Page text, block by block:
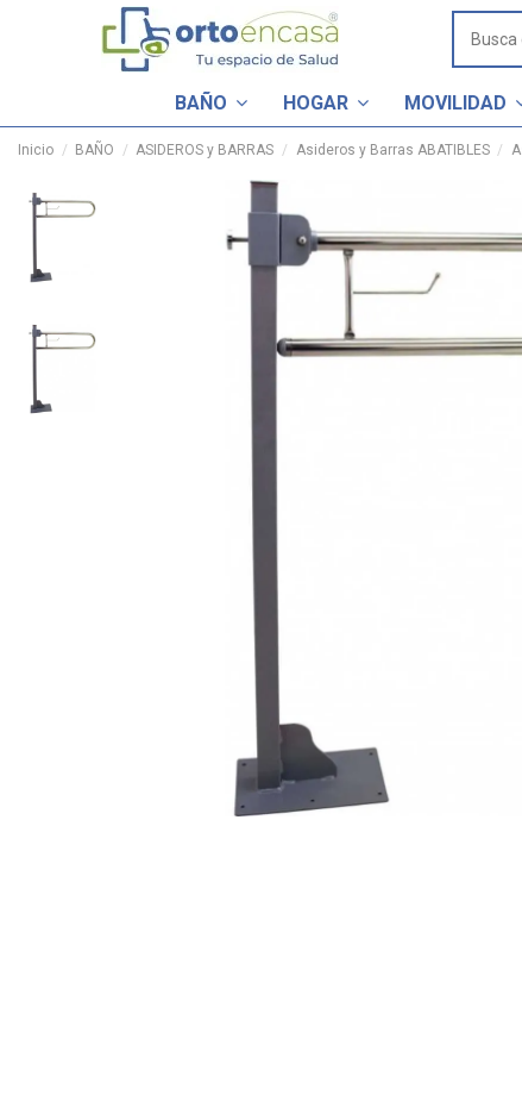
BAÑO HOGAR MOVILIDAD
Inicio BAÑO ASIDEROS y BARRAS Asideros y Barras ABATIBLES